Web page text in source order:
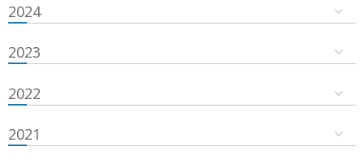
2024
2023
2022
2021